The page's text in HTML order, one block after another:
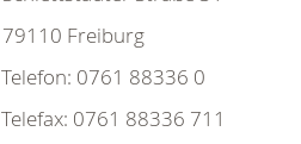
79110 Freiburg
Telefon: 0761 88336 0
Telefax: 0761 88336 711